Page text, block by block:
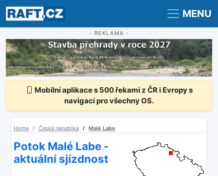
Registrace Přihlášení MENU
- REKLAMA -
Mobilní aplikace s 500 řekami z ČR i Evropy s
navigací pro všechny OS.
Home Česká republika Malé Labe
Potok Malé Labe -
aktuální sjízdnost